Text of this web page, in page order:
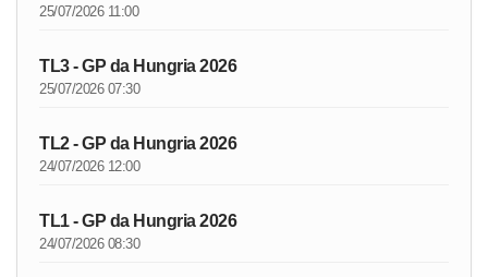
25/07/2026 11:00
TL3 - GP da Hungria 2026
25/07/2026 07:30
TL2 - GP da Hungria 2026
24/07/2026 12:00
TL1 - GP da Hungria 2026
24/07/2026 08:30